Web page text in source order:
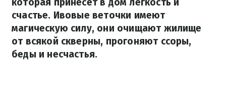
счастье. Ивовые веточки имеют
магическую силу, они очищают жилище
от всякой скверны, прогоняют ссоры,
беды и несчастья.